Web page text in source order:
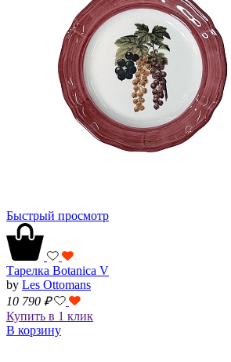
Быстрый просмотр
Тарелка Botanica V
by Les Ottomans
10 790 ₽
Купить в 1 клик
В корзину